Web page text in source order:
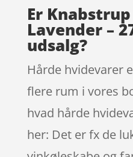
Er
Lavender –
udsalg?
Hårde hvidevarer
flere rum i vores
hvad hårde
her: Det er fx de